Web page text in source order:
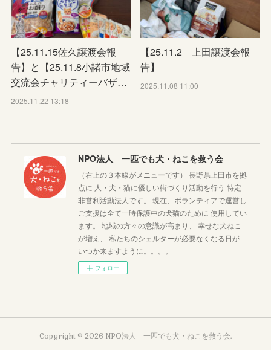
【25.11.15佐久譲渡会報
告】と【25.11.8小諸市地域
交流会チャリティーバザ…
2025.11.22 13:18
【25.11.2 上田譲渡会報
告】
2025.11.08 11:00
NPO法人 一匹でも犬・ねこを救う会
（右上の３本線がメニューです） 長野県上田市を拠
点に 人・犬・猫に優しい街づくり活動を行う 特定
非営利活動法人です。 現在、ボランティアで運営し
ご支援は全て一時保護中の犬猫のために 使用してい
ます。 地域の方々の意識が高まり、 幸せな犬ねこ
が増え、 私たちのシェルターが必要なくなる日が
いつか来ますように。。。。
フォロー
Copyright © 2026 NPO法人 一匹でも犬・ねこを救う会.